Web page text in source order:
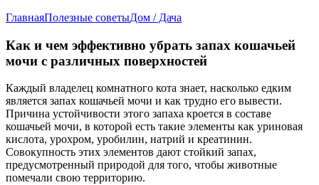
ГлавнаяПолезные советыДом / Дача
Как и чем эффективно убрать запах кошачьей
мочи с различных поверхностей
Каждый владелец комнатного кота знает, насколько едким
является запах кошачьей мочи и как трудно его вывести.
Причина устойчивости этого запаха кроется в составе
кошачьей мочи, в которой есть такие элементы как уриновая
кислота, урохром, уробилин, натрий и креатинин.
Совокупность этих элементов дают стойкий запах,
предусмотренный природой для того, чтобы животные
помечали свою территорию.